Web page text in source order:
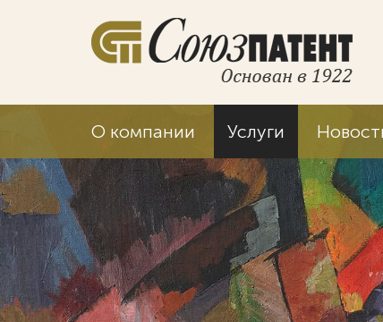
О компании Услуги